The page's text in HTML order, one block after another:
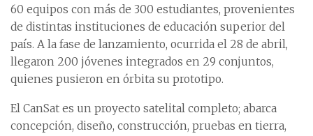
60 equipos con más de 300 estudiantes, provenientes
de distintas instituciones de educación superior del
país. A la fase de lanzamiento, ocurrida el 28 de abril,
llegaron 200 jóvenes integrados en 29 conjuntos,
quienes pusieron en órbita su prototipo.
El CanSat es un proyecto satelital completo; abarca
concepción, diseño, construcción, pruebas en tierra,